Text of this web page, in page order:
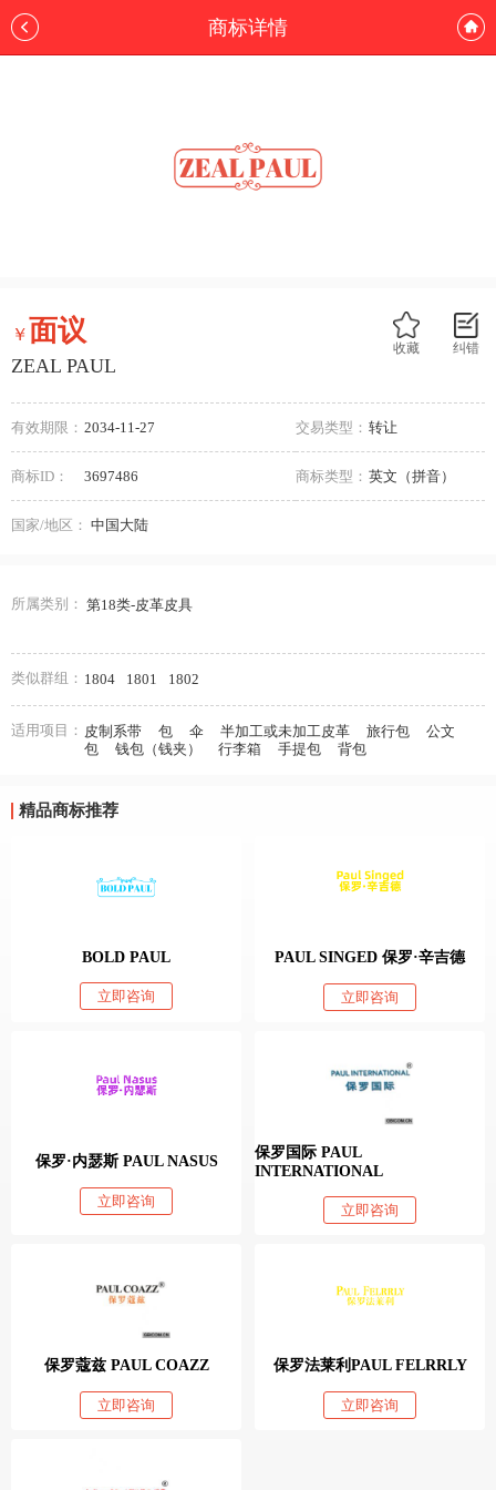
商标详情
纠错
收藏
￥面议
ZEAL PAUL
有效期限： 2034-11-27 交易类型： 转让
商标ID： 3697486 商标类型： 英文（拼音）
国家/地区： 中国大陆
所属类别： 第18类-皮革皮具
类似群组： 1804 1801 1802
适用项目： 皮制系带 包 伞 半加工或未加工皮革 旅行包
公文
包
钱包（钱夹） 行李箱 手提包 背包
精品商标推荐
BOLD PAUL
立即咨询
PAUL SINGED 保罗·辛吉德
立即咨询
保罗·内瑟斯 PAUL NASUS
立即咨询
保罗国际 PAUL
INTERNATIONAL
立即咨询
保罗蔻兹 PAUL COAZZ
立即咨询
保罗法莱利PAUL FELRRLY
立即咨询